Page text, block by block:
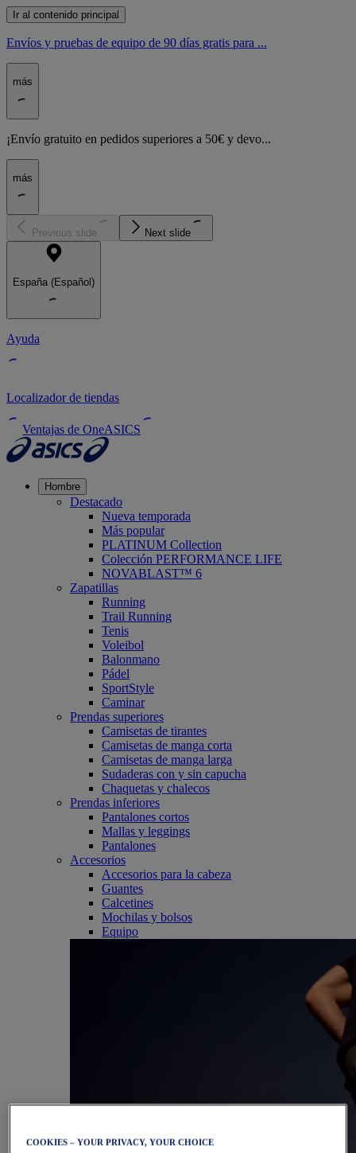
Ir al contenido principal
Envíos y pruebas de equipo de 90 días gratis para ...
más
¡Envío gratuito en pedidos superiores a 50€ y devo...
más
Previous slide Next slide
España (Español)
Ayuda
Localizador de tiendas
Ventajas de OneASICS
Hombre
Destacado
Nueva temporada
Más popular
PLATINUM Collection
Colección PERFORMANCE LIFE
NOVABLAST™ 6
Zapatillas
Running
Trail Running
Tenis
Voleibol
Balonmano
Pádel
SportStyle
Caminar
Prendas superiores
Camisetas de tirantes
Camisetas de manga corta
Camisetas de manga larga
Sudaderas con y sin capucha
Chaquetas y chalecos
Prendas inferiores
Pantalones cortos
Mallas y leggings
Pantalones
Accesorios
Accesorios para la cabeza
Guantes
Calcetines
Mochilas y bolsos
Equipo
COOKIES – YOUR PRIVACY, YOUR CHOICE